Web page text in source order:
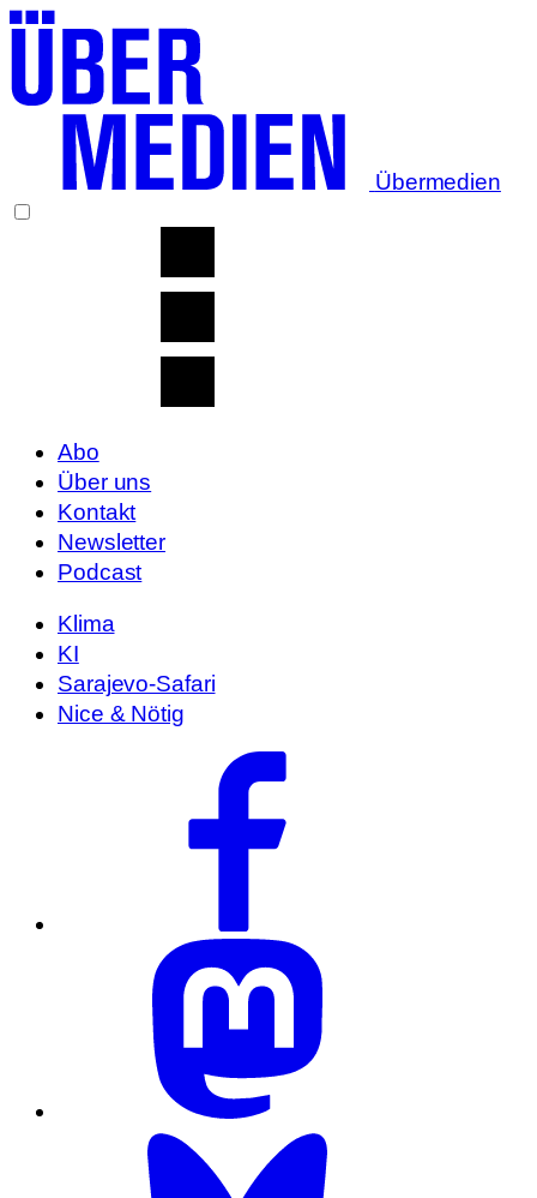
Übermedien
Abo
Über uns
Kontakt
Newsletter
Podcast
Klima
KI
Sarajevo-Safari
Nice & Nötig